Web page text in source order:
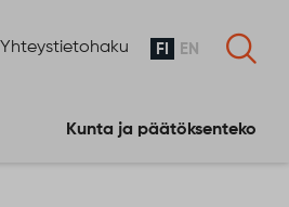
Yhteystietohaku FI EN
Kunta ja päätöksenteko